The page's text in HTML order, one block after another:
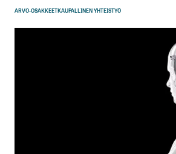
ARVO-OSAKKEETKAUPALLINEN YHTEISTYÖ